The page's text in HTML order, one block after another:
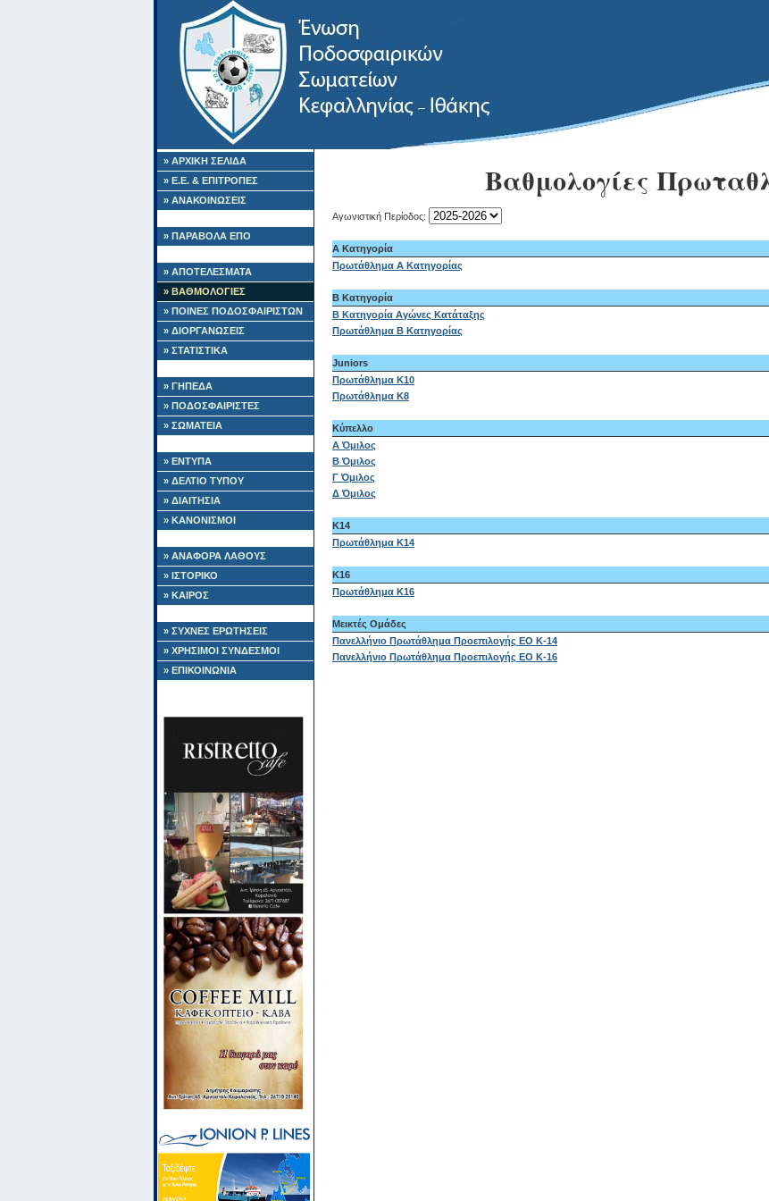
» ΑΡΧΙΚΗ ΣΕΛΙΔΑ
» Ε.Ε. & ΕΠΙΤΡΟΠΕΣ
» ΑΝΑΚΟΙΝΩΣΕΙΣ
» ΠΑΡΑΒΟΛΑ ΕΠΟ
» ΑΠΟΤΕΛΕΣΜΑΤΑ
» ΒΑΘΜΟΛΟΓΙΕΣ
» ΠΟΙΝΕΣ ΠΟΔΟΣΦΑΙΡΙΣΤΩΝ
» ΔΙΟΡΓΑΝΩΣΕΙΣ
» ΣΤΑΤΙΣΤΙΚΑ
» ΓΗΠΕΔΑ
» ΠΟΔΟΣΦΑΙΡΙΣΤΕΣ
» ΣΩΜΑΤΕΙΑ
» ΕΝΤΥΠΑ
» ΔΕΛΤΙΟ ΤΥΠΟΥ
» ΔΙΑΙΤΗΣΙΑ
» ΚΑΝΟΝΙΣΜΟΙ
» ΑΝΑΦΟΡΑ ΛΑΘΟΥΣ
» ΙΣΤΟΡΙΚΟ
» ΚΑΙΡΟΣ
» ΣΥΧΝΕΣ ΕΡΩΤΗΣΕΙΣ
» ΧΡΗΣΙΜΟΙ ΣΥΝΔΕΣΜΟΙ
» ΕΠΙΚΟΙΝΩΝΙΑ
Βαθμολογίες
Αγωνιστική Περίοδος:
Α Κατηγορία
Πρωτάθλημα Α Κατηγορίας
Β Κατηγορία
B Κατηγορία Αγώνες Κατάταξης
Πρωτάθλημα Β Κατηγορίας
Juniors
Πρωτάθλημα Κ10
Πρωτάθλημα Κ8
Κύπελλο
Α Όμιλος
Β Όμιλος
Γ Όμιλος
Δ Όμιλος
Κ14
Πρωτάθλημα Κ14
K16
Πρωτάθλημα Κ16
Μεικτές Ομάδες
Πανελλήνιο Πρωτάθλημα Προεπιλογής ΕΟ Κ-14
Πανελλήνιο Πρωτάθλημα Προεπιλογής ΕΟ Κ-16